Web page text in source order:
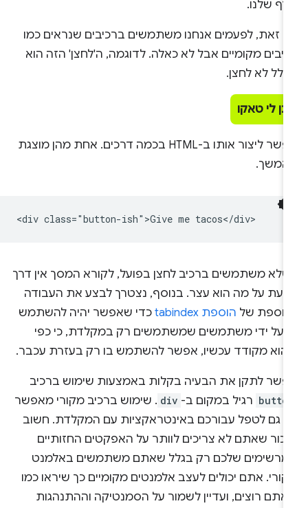
שלנו.
זאת, לפעמים אנחנו משתמשים ברכיבים שנראים כמו
מקומיים אבל לא כאלה. לדוגמה, ה'לחצן' הזה הוא
לא לחצן.
תן לי טאקו
אפשר ליצור אותו ב-HTML בכמה דרכים. אחת מהן מוצגת
<div class="button-ish">Give me tacos</div>
משתמשים ברכיב לחצן בפועל, לקורא המסך אין דרך
על מה הוא עצר. בנוסף, נצטרך לבצע את העבודה
שלהוספת tabindex
כדי שאפשר יהיה להשתמש
על ידי משתמשים שמשתמשים רק במקלדת, כי כפי
מקודד עכשיו, אפשר להשתמש בו רק בעזרת עכבר.
לתקן את הבעיה בקלות באמצעות שימוש ברכיב
רגיל במקום ב- div . שימוש ברכיב מקורי מאפשר
גם לטפל עבורכם באינטראקציות עם המקלדת. חשוב
שאתם לא צריכים לוותר על האפקטים החזותיים
שלכם רק בגלל שאתם משתמשים באלמנט
אתם יכולים לעצב אלמנטים מקומיים כך שיראו כמו
רוצים, ועדיין לשמור על הסמנטיקה וההתנהגות